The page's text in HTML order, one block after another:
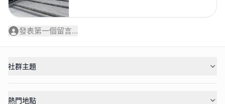
發表第一個留言...
社群主題
熱門地點